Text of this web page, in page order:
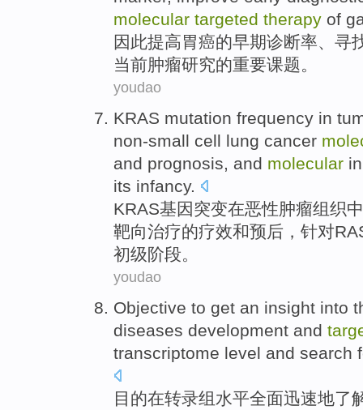
molecular targeted therapy of
因此提高胃癌的早期诊断率、 寻
当前肿瘤研究的重要课题。
youdao
KRAS mutation frequency in
non-small cell lung cancer
and prognosis, and molecular
its infancy.
KRAS基因突变在恶性肿瘤组织
靶向治疗的疗效和预后 ， 针对
初级阶段。
youdao
Objective to get an insight into
diseases development and
transcriptome level and search
目的在转录组水平全面迅速地了